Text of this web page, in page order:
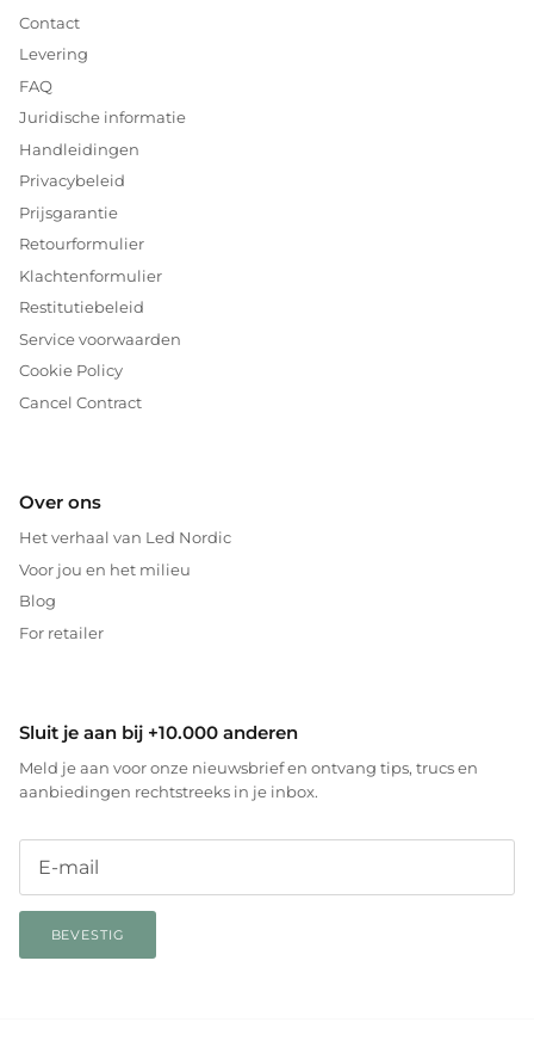
Contact
Levering
FAQ
Juridische informatie
Handleidingen
Privacybeleid
Prijsgarantie
Retourformulier
Klachtenformulier
Restitutiebeleid
Service voorwaarden
Cookie Policy
Cancel Contract
Over ons
Het verhaal van Led Nordic
Voor jou en het milieu
Blog
For retailer
Sluit je aan bij +10.000 anderen
Meld je aan voor onze nieuwsbrief en ontvang tips, trucs en
aanbiedingen rechtstreeks in je inbox.
BEVESTIG